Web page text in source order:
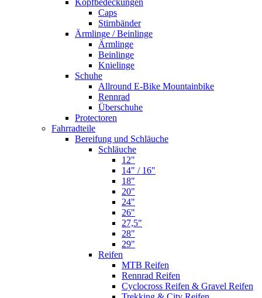
Kopfbedeckungen
Caps
Stirnbänder
Ärmlinge / Beinlinge
Ärmlinge
Beinlinge
Knielinge
Schuhe
Allround E-Bike Mountainbike
Rennrad
Überschuhe
Protectoren
Fahrradteile
Bereifung und Schläuche
Schläuche
12"
14" / 16"
18"
20"
24"
26"
27,5"
28"
29"
Reifen
MTB Reifen
Rennrad Reifen
Cyclocross Reifen & Gravel Reifen